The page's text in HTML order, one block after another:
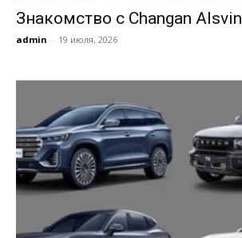
Знакомство с Changan Alsvin
admin - 19 июля, 2026